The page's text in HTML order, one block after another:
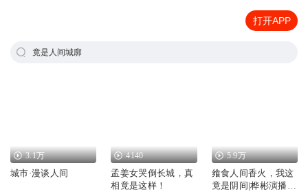
打开APP
竟是人间城廓
3.1万
城市·漫谈人间
4140
孟姜女哭倒长城，真
相竟是这样！
5.9万
飨食人间香火，我这
竟是阴间|桦彬演播|